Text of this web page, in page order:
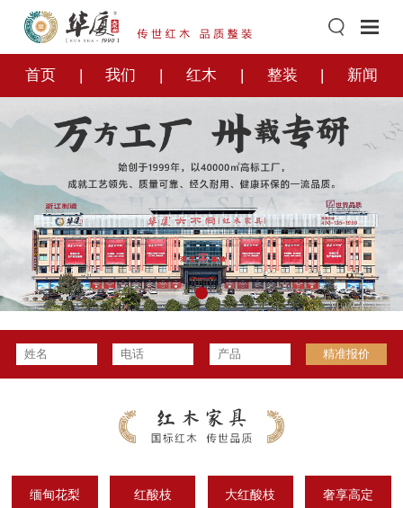
首页 我们 红木 整装 新闻
缅甸花梨 红酸枝 大红酸枝 奢享高定